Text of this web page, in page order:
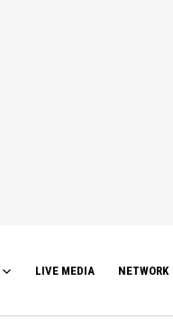
LIVE MEDIA NETWORK